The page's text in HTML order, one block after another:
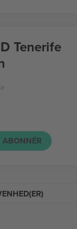
Tenerife
ABONNÉR